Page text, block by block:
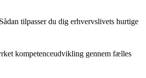
tilpasser du dig erhvervslivets hurtige
kompetenceudvikling gennem fælles